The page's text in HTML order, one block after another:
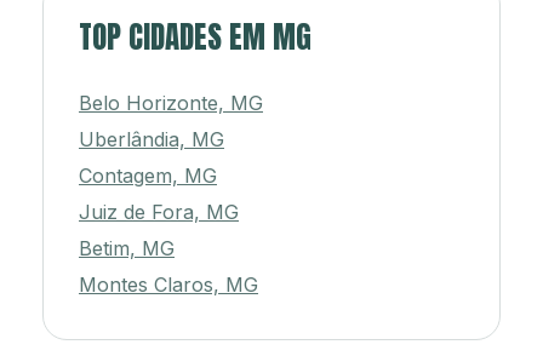
TOP CIDADES EM MG
Belo Horizonte, MG
Uberlândia, MG
Contagem, MG
Juiz de Fora, MG
Betim, MG
Montes Claros, MG